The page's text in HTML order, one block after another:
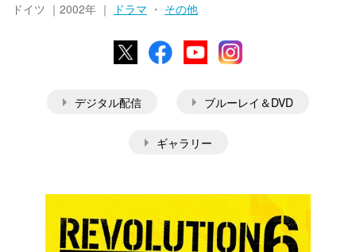
ドイツ ｜2002年 ｜ ドラマ ・ その他
X FacebookYouTubeInstagram
デジタル配信 ブルーレイ＆DVD
ギャラリー